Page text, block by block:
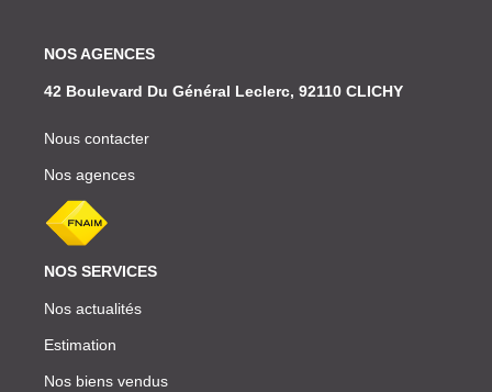
NOS AGENCES
42 Boulevard Du Général Leclerc, 92110 CLICHY
Nous contacter
Nos agences
NOS SERVICES
Nos actualités
Estimation
Nos biens vendus